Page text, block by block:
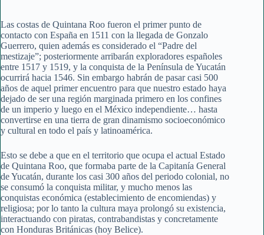
Las costas de Quintana Roo fueron el primer punto de
contacto con España en 1511 con la llegada de Gonzalo
Guerrero, quien además es considerado el “Padre del
mestizaje”; posteriormente arribarán exploradores españoles
entre 1517 y 1519, y la conquista de la Península de Yucatán
ocurrirá hacia 1546. Sin embargo habrán de pasar casi 500
años de aquel primer encuentro para que nuestro estado haya
dejado de ser una región marginada primero en los confines
de un imperio y luego en el México independiente… hasta
convertirse en una tierra de gran dinamismo socioeconómico
y cultural en todo el país y latinoamérica.
Esto se debe a que en el territorio que ocupa el actual Estado
de Quintana Roo, que formaba parte de la Capitanía General
de Yucatán, durante los casi 300 años del periodo colonial, no
se consumó la conquista militar, y mucho menos las
conquistas económica (establecimiento de encomiendas) y
religiosa; por lo tanto la cultura maya prolongó su existencia,
interactuando con piratas, contrabandistas y concretamente
con Honduras Británicas (hoy Belice).